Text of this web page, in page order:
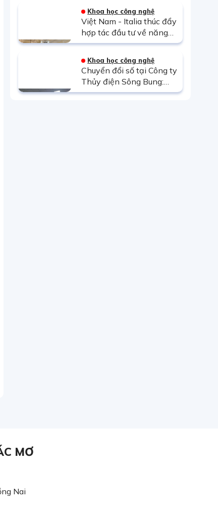
Khoa học công nghệ
Việt Nam - Italia thúc đẩy
hợp tác đầu tư về năng
lượng
Khoa học công nghệ
Chuyển đổi số tại Công ty
Thủy điện Sông Bung:
Những bước tiến vững
MƠ
Nai